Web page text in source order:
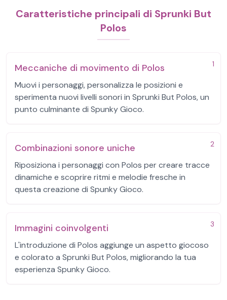
Caratteristiche principali di Sprunki But
Polos
1
Meccaniche di movimento di Polos
Muovi i personaggi, personalizza le posizioni e
sperimenta nuovi livelli sonori in Sprunki But Polos, un
punto culminante di Spunky Gioco.
2
Combinazioni sonore uniche
Riposiziona i personaggi con Polos per creare tracce
dinamiche e scoprire ritmi e melodie fresche in
questa creazione di Spunky Gioco.
3
Immagini coinvolgenti
L'introduzione di Polos aggiunge un aspetto giocoso
e colorato a Sprunki But Polos, migliorando la tua
esperienza Spunky Gioco.